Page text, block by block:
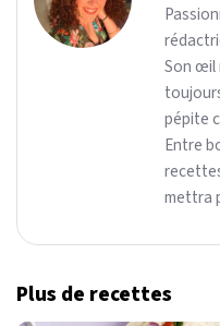
Son œil
pépite
Entre
mettra
Plus de recettes